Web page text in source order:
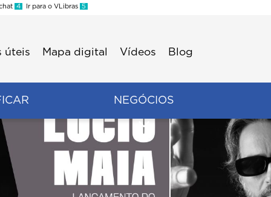
4 Ir para o VLibras 5
úteis Mapa digital Vídeos Blog
NEGÓCIOS